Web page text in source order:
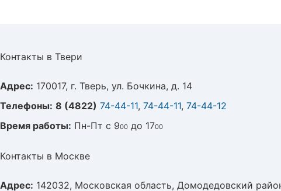
Контакты в Твери
Адрес: 170017, г. Тверь, ул. Бочкина, д. 14
Телефоны: 8 (4822) 74-44-11, 74-44-11, 74-44-12
Время работы: Пн-Пт с 900 до 1700
Контакты в Москве
Адрес: 142032, Московская область, Домодедовский